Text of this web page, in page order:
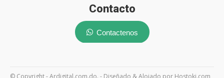
Contacto
Contactenos